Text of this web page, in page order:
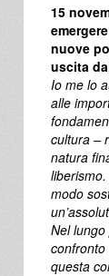
15
nuove
uscita
Io me lo
alle
cultura –
natura
modo
Nel
questa